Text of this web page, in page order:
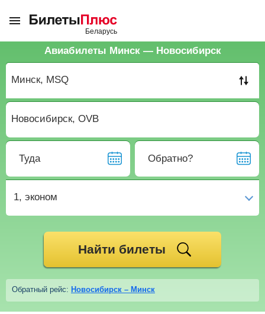
Авиабилеты Минск — Новосибирск
Туда Обратно?
1, эконом
Найти билеты
Обратный рейс: Новосибирск – Минск